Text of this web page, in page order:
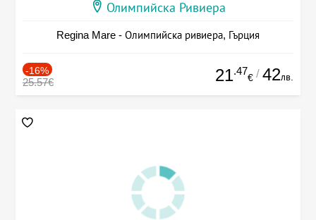
Олимпийска Ривиера
Regina Mare - Олимпийска ривиера, Гърция
-16%
25.57€ 21.47
€ / 42лв.